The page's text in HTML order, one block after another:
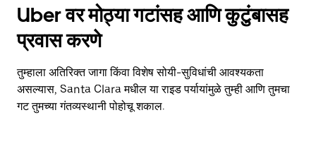
Uber वर मोठ्या गटांसह आणि कुटुंबासह
प्रवास करणे
तुम्हाला अतिरिक्त जागा किंवा विशेष सोयी-सुविधांची आवश्यकता
असल्यास, Santa Clara मधील या राइड पर्यायांमुळे तुम्ही आणि तुमचा
गट तुमच्या गंतव्यस्थानी पोहोचू शकाल.